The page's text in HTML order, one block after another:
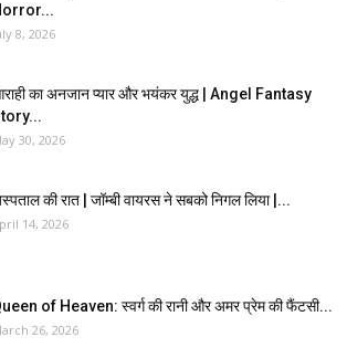
8, 2026
का अनजान प्यार और भयंकर युद्ध | Angel Fantasy
30, 2026
की रात | जॉम्बी वायरस ने सबको निगल लिया |...
14, 2026
of Heaven: स्वर्ग की रानी और अमर प्रेम की फैंटसी...
26, 2026